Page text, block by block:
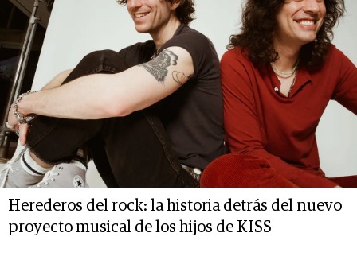
Herederos del rock: la historia detrás del nuevo
proyecto musical de los hijos de KISS